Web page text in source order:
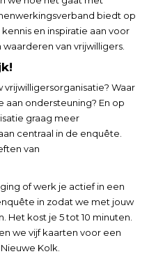
biedt op
en inspiratie aan voor
van vrijwilligers.
Waar
ondersteuning? En op
graag meer
centraal in de enquête.
van
of werk je actief in een
in zodat we met jouw
Het kost je 5 tot 10 minuten.
we vijf kaarten voor een
Kolk.